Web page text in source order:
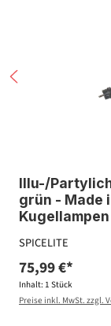
Illu-/
grün - Made
Kugellampen
SPICELITE
75,99 €*
Inhalt: 1 Stück
Preise inkl. MwSt. zzgl.